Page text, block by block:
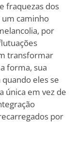
fraquezas dos
caminho
por
transformar
forma, sua
eles se
única em vez de
por